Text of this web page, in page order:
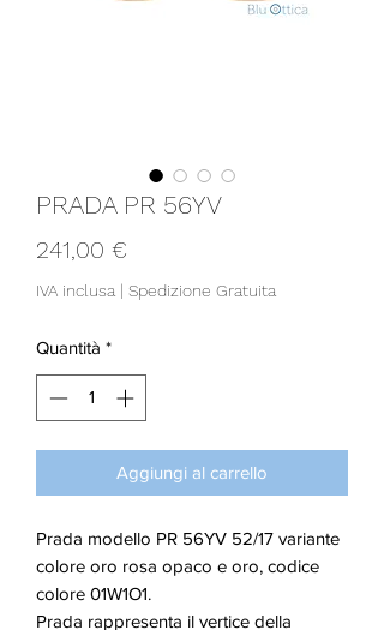
PRADA PR 56YV
241,00 €
IVA inclusa | Spedizione Gratuita
Quantità *
Aggiungi al carrello
Prada modello PR 56YV 52/17 variante
colore oro rosa opaco e oro, codice
colore 01W1O1.
Prada rappresenta il vertice della